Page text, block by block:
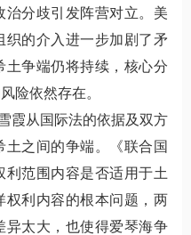
治分歧引发阵营对立。美
织的介入进一步加剧了矛
土争端仍将持续，核心分
险依然存在。
霞从国际法的依据及双方
之间的争端。《联合国
范围内容是否适用于土
权利内容的根本问题，两
异太大，也使得爱琴海争